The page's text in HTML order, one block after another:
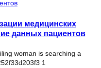
медицинских
данных пациентов